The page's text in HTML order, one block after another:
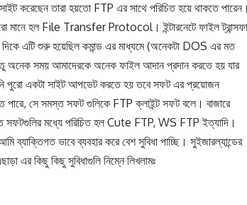
করেছেন তারা হয়তো FTP এর সাথে পরিচিত হয়ে থাকতে
মানে হল File Transfer Protocol। ইন্টারনেটে ফাইল
এটি শুরু হয়েছিল কমান্ড এর মাধ্যমে (অনেকটা DOS এর মত
অনেক সময় আমাদেরকে অনেক ফাইল আদান প্রদান করতে হয় যার
পুরো একটা সাইট আপডেট করতে হয় তবে সফট এর প্রয়োজন
পারে, সে সমস্ত সফট গুলিকে FTP ক্লাইন্ট সফট বলে। বাজারে
মধ্যে পরিচিত হল Cute FTP, WS FTP ইত্যাদি।
ভাবে ব্যবহার করে বেশ সুবিধা পাচ্ছি। সুইজারল্যান্ডের
এর কিছু কিছু সুবিধাগুলি নিম্নে লিখলামঃ